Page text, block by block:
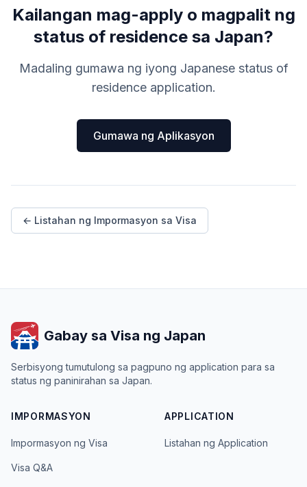
Kailangan mag-apply o magpalit ng
status of residence sa Japan?
Madaling gumawa ng iyong Japanese status of
residence application.
Gumawa ng Aplikasyon
← Listahan ng Impormasyon sa Visa
Gabay sa Visa ng Japan
Serbisyong tumutulong sa pagpuno ng application para sa
status ng paninirahan sa Japan.
IMPORMASYON
Impormasyon ng Visa
Visa Q&A
APPLICATION
Listahan ng Application